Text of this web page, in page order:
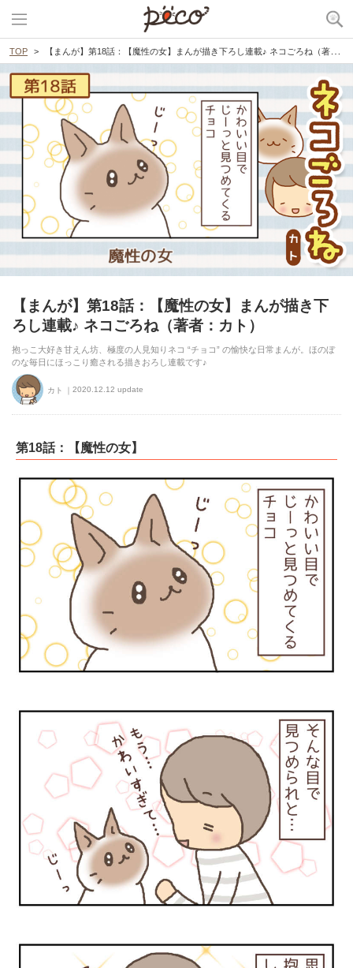
TOP 【まんが】第18話：【魔性の女】まんが描き下ろし連載♪ ネコごろね（著者：カト）
【まんが】第18話：【魔性の女】まんが描き下
ろし連載♪ ネコごろね（著者：カト）
抱っこ大好き甘えん坊、極度の人見知りネコ “チョコ” の愉快な日常まんが。ほのぼ
のな毎日にほっこり癒される描きおろし連載です♪
カト 2020.12.12 update
第18話：【魔性の女】